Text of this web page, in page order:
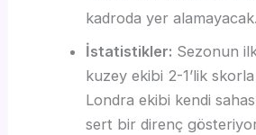
kadroda yer alamayacak.
İstatistikler: Sezonun
kuzey ekibi 2-1’lik
Londra ekibi kendi
sert bir direnç